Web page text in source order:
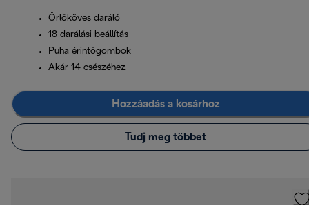
Őrlőköves daráló
18 darálási beállítás
Puha érintőgombok
Akár 14 csészéhez
Hozzáadás a kosárhoz
Tudj meg többet